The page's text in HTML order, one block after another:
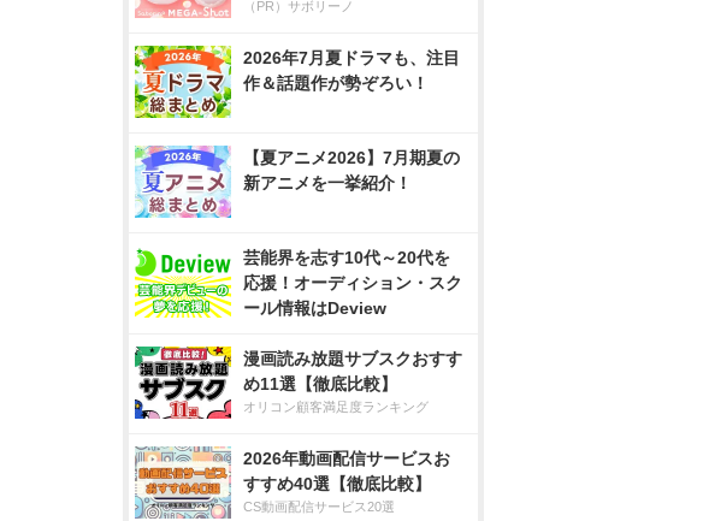
（PR）サボリーノ
2026年7月夏ドラマも、注目
作＆話題作が勢ぞろい！
【夏アニメ2026】7月期夏の
新アニメを一挙紹介！
芸能界を志す10代～20代を
応援！オーディション・スク
ール情報はDeview
漫画読み放題サブスクおすす
め11選【徹底比較】
オリコン顧客満足度ランキング
2026年動画配信サービスお
すすめ40選【徹底比較】
CS動画配信サービス20選